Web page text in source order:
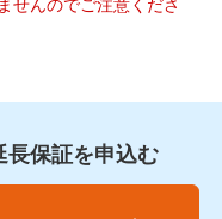
せんのでご注意くださ
長保証を申込む